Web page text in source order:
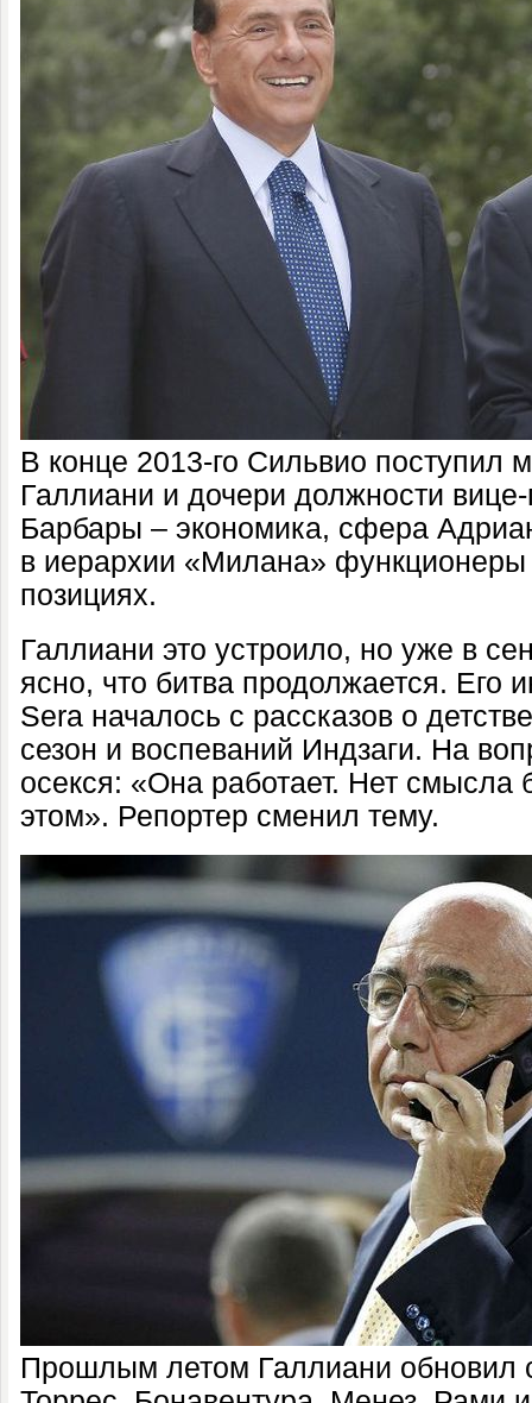
В конце 2013-го Сильвио поступил
Галлиани и дочери должности
Барбары – экономика, сфера
в иерархии «Милана» функционеры
позициях.
Галлиани это устроило, но уже в
ясно, что битва продолжается. Его
Sera началось с рассказов о
сезон и воспеваний Индзаги. На
осекся: «Она работает. Нет смысла
этом». Репортер сменил тему.
Прошлым летом Галлиани обновил